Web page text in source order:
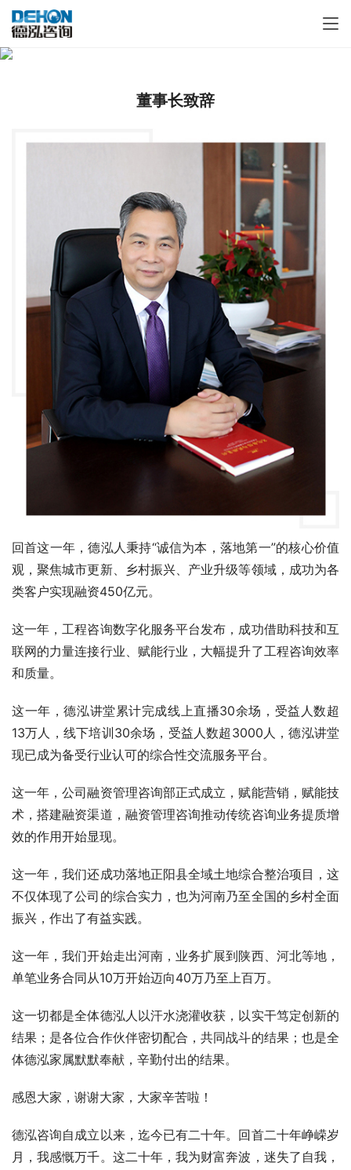
董事长致辞
回首这一年，德泓人秉持“诚信为本，落地第一”的核心价值
观，聚焦城市更新、乡村振兴、产业升级等领域，成功为各
类客户实现融资450亿元。
这一年，工程咨询数字化服务平台发布，成功借助科技和互
联网的力量连接行业、赋能行业，大幅提升了工程咨询效率
和质量。
这一年，德泓讲堂累计完成线上直播30余场，受益人数超
13万人，线下培训30余场，受益人数超3000人，德泓讲堂
现已成为备受行业认可的综合性交流服务平台。
这一年，公司融资管理咨询部正式成立，赋能营销，赋能技
术，搭建融资渠道，融资管理咨询推动传统咨询业务提质增
效的作用开始显现。
这一年，我们还成功落地正阳县全域土地综合整治项目，这
不仅体现了公司的综合实力，也为河南乃至全国的乡村全面
振兴，作出了有益实践。
这一年，我们开始走出河南，业务扩展到陕西、河北等地，
单笔业务合同从10万开始迈向40万乃至上百万。
这一切都是全体德泓人以汗水浇灌收获，以实干笃定创新的
结果；是各位合作伙伴密切配合，共同战斗的结果；也是全
体德泓家属默默奉献，辛勤付出的结果。
感恩大家，谢谢大家，大家辛苦啦！
德泓咨询自成立以来，迄今已有二十年。回首二十年峥嵘岁
月，我感慨万千。这二十年，我为财富奔波，迷失了自我，